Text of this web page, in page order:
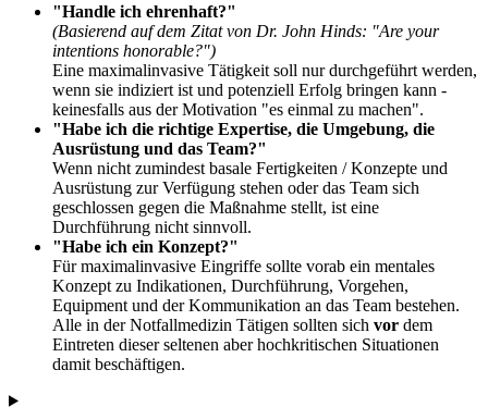
"Handle ich ehrenhaft?"
(Basierend auf dem Zitat von Dr. John Hinds: "Are your
intentions honorable?")
Eine maximalinvasive Tätigkeit soll nur durchgeführt werden,
wenn sie indiziert ist und potenziell Erfolg bringen kann -
keinesfalls aus der Motivation "es einmal zu machen".
"Habe ich die richtige Expertise, die Umgebung, die
Ausrüstung und das Team?"
Wenn nicht zumindest basale Fertigkeiten / Konzepte und
Ausrüstung zur Verfügung stehen oder das Team sich
geschlossen gegen die Maßnahme stellt, ist eine
Durchführung nicht sinnvoll.
"Habe ich ein Konzept?"
Für maximalinvasive Eingriffe sollte vorab ein mentales
Konzept zu Indikationen, Durchführung, Vorgehen,
Equipment und der Kommunikation an das Team bestehen.
Alle in der Notfallmedizin Tätigen sollten sich vor dem
Eintreten dieser seltenen aber hochkritischen Situationen
damit beschäftigen.